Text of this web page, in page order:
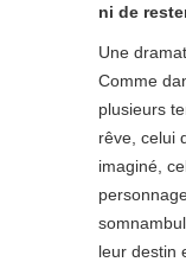
ni de
Une
Comme
plusieurs
rêve, celui
imaginé,
leur destin